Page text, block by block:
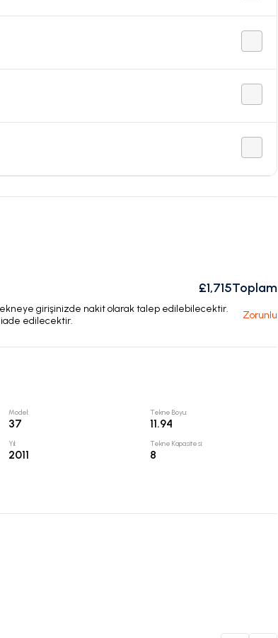
£1,715Toplam
girişinizde nakit olarak talep edilebilecektir.
iade edilecektir.
Zorunlu
Model:
37
Tekne Boyu:
11.94
Yıl:
2011
Tekne Kapasitesi:
8